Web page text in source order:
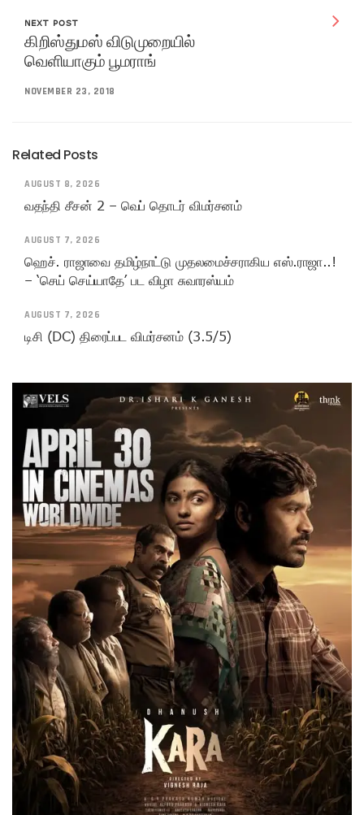
NEXT POST
கிறிஸ்துமஸ் விடுமுறையில்
வெளியாகும் பூமராங்
NOVEMBER 23, 2018
Related Posts
AUGUST 8, 2026
வதந்தி சீசன் 2 – வெப் தொடர் விமர்சனம்
AUGUST 7, 2026
ஹெச். ராஜாவை தமிழ்நாட்டு முதலமைச்சராகிய எஸ்.ராஜா..!
– ‘செய் செய்யாதே’ பட விழா சுவாரஸ்யம்
AUGUST 7, 2026
டிசி (DC) திரைப்பட விமர்சனம் (3.5/5)